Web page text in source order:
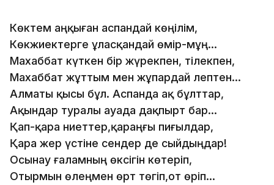
Көктем аңқыған аспандай көңілім,
Көкжиектерге ұласқандай өмір-мұң...
Махаббат күткен бір жүрекпен, тілекпен,
Махаббат жұттым мен жұпардай лептен...
Алматы қысы бұл. Аспанда ақ бұлттар,
Ақындар туралы ауада дақпырт бар...
Қап-қара ниеттер,қараңғы пиғылдар,
Қара жер үстіне сендер де сыйдыңдар!
Осынау ғаламның өксігін көтеріп,
Отырмын өлеңмен өрт төгіп,от өріп...